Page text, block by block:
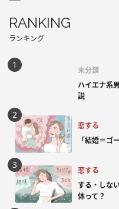
RANKING
ランキング
未分類
ハイエナ系
説
恋する
「結婚＝
恋する
する・しな
体って？